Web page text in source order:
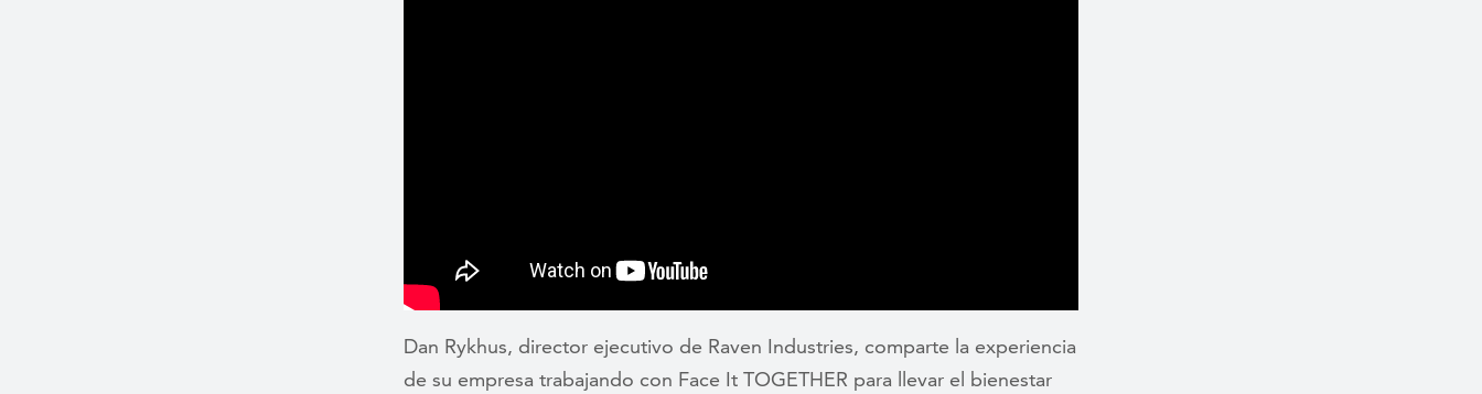
Dan Rykhus, director ejecutivo de Raven Industries, comparte la experiencia
de su empresa trabajando con Face It TOGETHER para llevar el bienestar